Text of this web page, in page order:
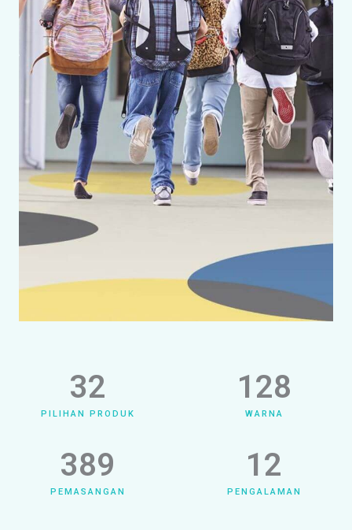
PILIHAN PRODUK
32
WARNA
128
PEMASANGAN
389
PENGALAMAN
12